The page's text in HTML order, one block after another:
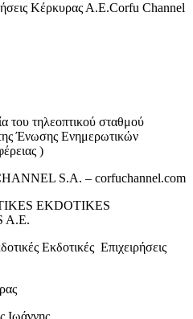
Κέρκυρας Α.Ε.Corfu Channel
του τηλεοπτικού σταθμού
Ένωσης Ενημερωτικών
)
S.A. – corfuchannel.com
EKDOTIKES
A.E.
Εκδοτικές Επιχειρήσεις